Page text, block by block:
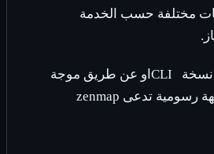
مختلفة حسب الخدمة
نسخة CLIاو عن طريق موجة
رسومية تدعى zenmap